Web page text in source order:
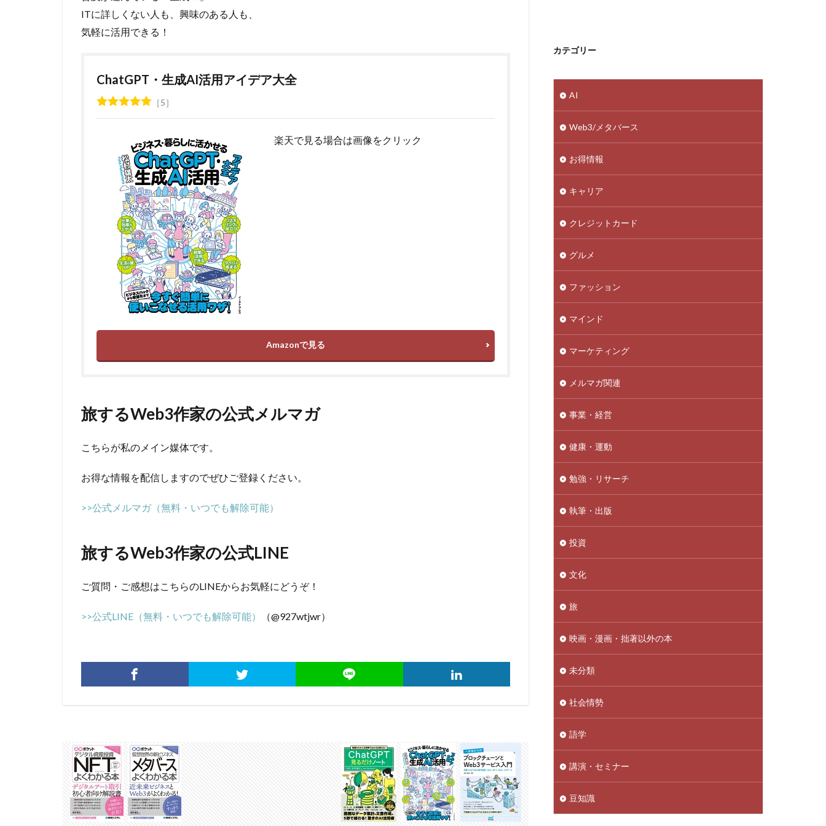
ITに詳しくない人も、興味のある人も、
気軽に活用できる！
ChatGPT・生成AI活用アイデア大全
5
楽天で見る場合は画像をクリック
Amazonで見る
旅するWeb3作家の公式メルマガ
こちらが私のメイン媒体です。
お得な情報を配信しますのでぜひご登録ください。
>>公式メルマガ（無料・いつでも解除可能）
旅するWeb3作家の公式LINE
ご質問・ご感想はこちらのLINEからお気軽にどうぞ！
>>公式LINE（無料・いつでも解除可能） （@927wtjwr）
カテゴリー
AI
Web3/メタバース
お得情報
キャリア
クレジットカード
グルメ
ファッション
マインド
マーケティング
メルマガ関連
事業・経営
健康・運動
勉強・リサーチ
執筆・出版
投資
文化
旅
映画・漫画・拙著以外の本
未分類
社会情勢
語学
講演・セミナー
豆知識